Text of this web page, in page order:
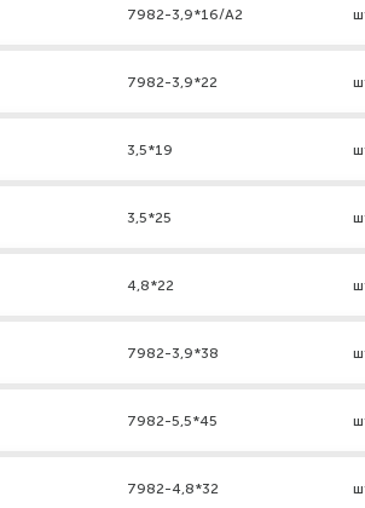
7982-3,9*16/А2
7982-3,9*22
3,5*19
3,5*25
4,8*22
7982-3,9*38
7982-5,5*45
7982-4,8*32